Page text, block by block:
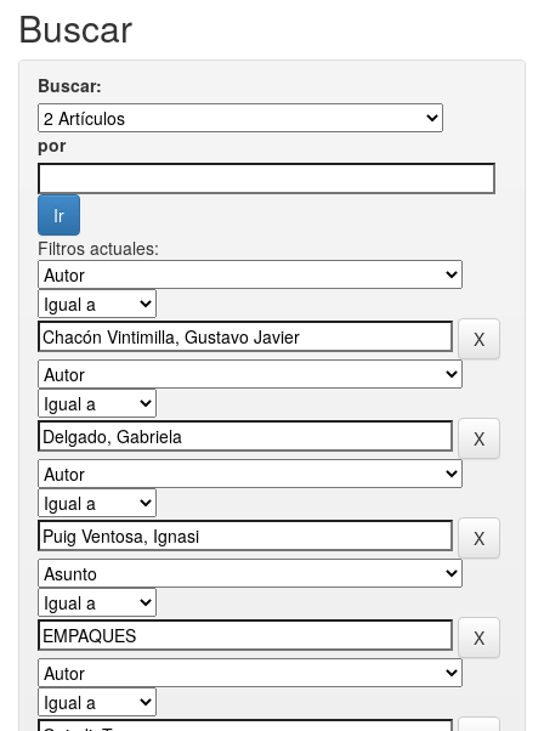
Buscar
Buscar:
por
Filtros actuales: